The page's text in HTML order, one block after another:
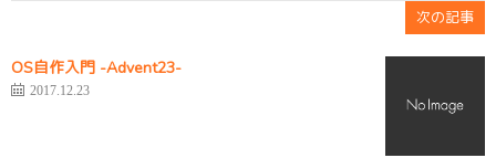
次の記事
OS自作入門 -Advent23-
2017.12.23